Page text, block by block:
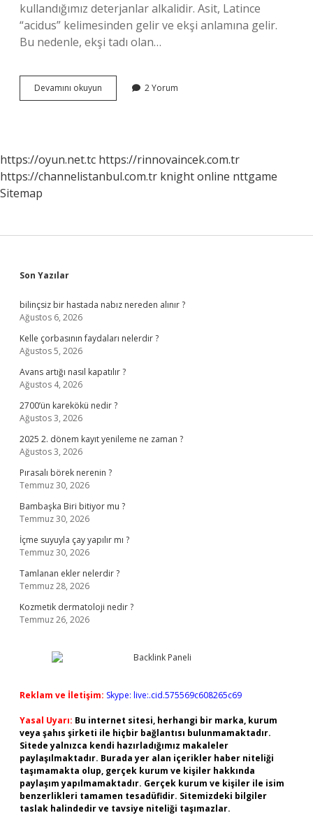
kullandığımız deterjanlar alkalidir. Asit, Latince
“acidus” kelimesinden gelir ve ekşi anlamına gelir.
Bu nedenle, ekşi tadı olan…
Devamını okuyun
Temizlik
2 Yorum
https://oyun.net.tc https://rinnovaincek.com.tr
https://channelistanbul.com.tr knight online nttgame
Sitemap
Sidebar
Son Yazılar
bilinçsiz bir hastada nabız nereden alınır ?
Ağustos 6, 2026
Kelle çorbasının faydaları nelerdir ?
Ağustos 5, 2026
Avans artığı nasıl kapatılır ?
Ağustos 4, 2026
2700’ün karekökü nedir ?
Ağustos 3, 2026
2025 2. dönem kayıt yenileme ne zaman ?
Ağustos 3, 2026
Pırasalı börek nerenin ?
Temmuz 30, 2026
Bambaşka Biri bitiyor mu ?
Temmuz 30, 2026
İçme suyuyla çay yapılır mı ?
Temmuz 30, 2026
Tamlanan ekler nelerdir ?
Temmuz 28, 2026
Kozmetik dermatoloji nedir ?
Temmuz 26, 2026
Reklam ve İletişim: Skype: live:.cid.575569c608265c69
Yasal Uyarı: Bu internet sitesi, herhangi bir marka, kurum
veya şahıs şirketi ile hiçbir bağlantısı bulunmamaktadır.
Sitede yalnızca kendi hazırladığımız makaleler
paylaşılmaktadır. Burada yer alan içerikler haber niteliği
taşımamakta olup, gerçek kurum ve kişiler hakkında
paylaşım yapılmamaktadır. Gerçek kurum ve kişiler ile isim
benzerlikleri tamamen tesadüfidir. Sitemizdeki bilgiler
taslak halindedir ve tavsiye niteliği taşımazlar.